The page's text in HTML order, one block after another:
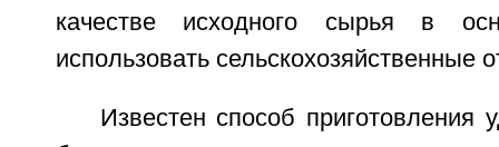
качестве исходного сырья в
использовать сельскохозяйственные
Известен способ приготовления